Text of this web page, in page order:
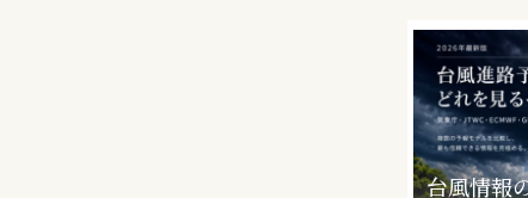
台風情報